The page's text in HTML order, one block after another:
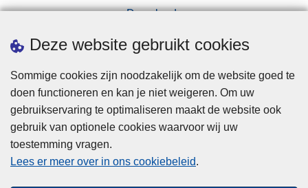
Deze website gebruikt cookies
Sommige cookies zijn noodzakelijk om de website goed te
doen functioneren en kan je niet weigeren. Om uw
gebruikservaring te optimaliseren maakt de website ook
gebruik van optionele cookies waarvoor wij uw
toestemming vragen.
Lees er meer over in ons cookiebeleid.
Downloads
Privacy